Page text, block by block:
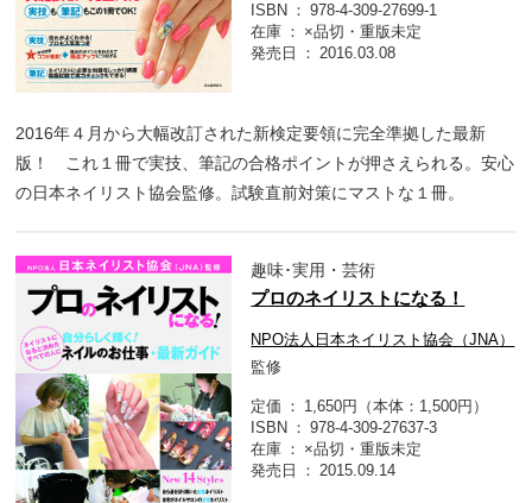
ISBN
978-4-309-27699-1
在庫
×品切・重版未定
発売日
2016.03.08
2016年４月から大幅改訂された新検定要領に完全準拠した最新
版！ これ１冊で実技、筆記の合格ポイントが押さえられる。安心
の日本ネイリスト協会監修。試験直前対策にマストな１冊。
趣味･実用・芸術
プロのネイリストになる！
NPO法人日本ネイリスト協会（JNA）
監修
定価
1,650円（本体：1,500円）
ISBN
978-4-309-27637-3
在庫
×品切・重版未定
発売日
2015.09.14